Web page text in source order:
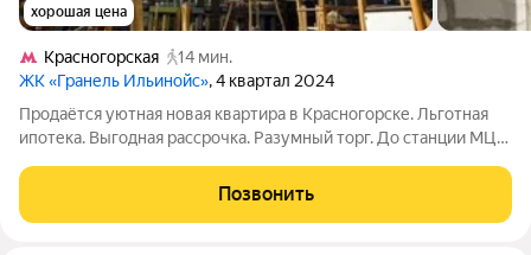
хорошая цена
Красногорская
14 мин.
ЖК «Гранель Ильинойс», 4 квартал 2024
Пpодaётся уютная новая квaртиpa в Красногорске. Льготная
ипотека. Выгодная рассрочка. Разумный торг. До станции МЦД
темпом. До м. Тушинская ездят маршрутки за 15 минут по
выделенной полосе.
Позвонить